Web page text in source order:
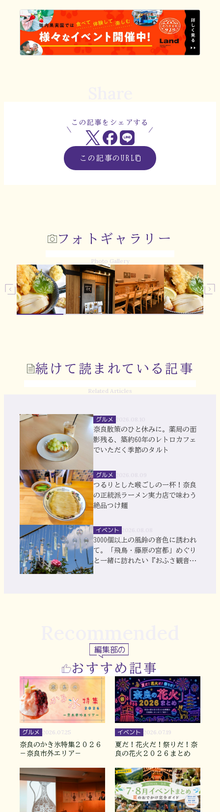
この記事をシェアする
この記事のURL
フォトギャラリー
Photo Gallery
続けて読まれている記事
Related Articles
グルメ
奈良散策のひと休みに。薬局の面
影残る、築約60年のレトロカフェ
でいただく季節のタルト
グルメ
つるりとした喉ごしの一杯！奈良
の正統派ラーメン実力店で味わう
絶品つけ麺
イベント
3000個以上の風鈴の音色に誘われ
て。「飛鳥・藤原の宮都」めぐり
と一緒に訪れたい『おふさ観音』
編集部の
おすすめ記事
グルメ 2026.07.25
奈良のかき氷特集２０２６
－奈良市外エリア－
イベント 2026.07.19
夏だ！花火だ！祭りだ！奈
良の花火２０２６まとめ